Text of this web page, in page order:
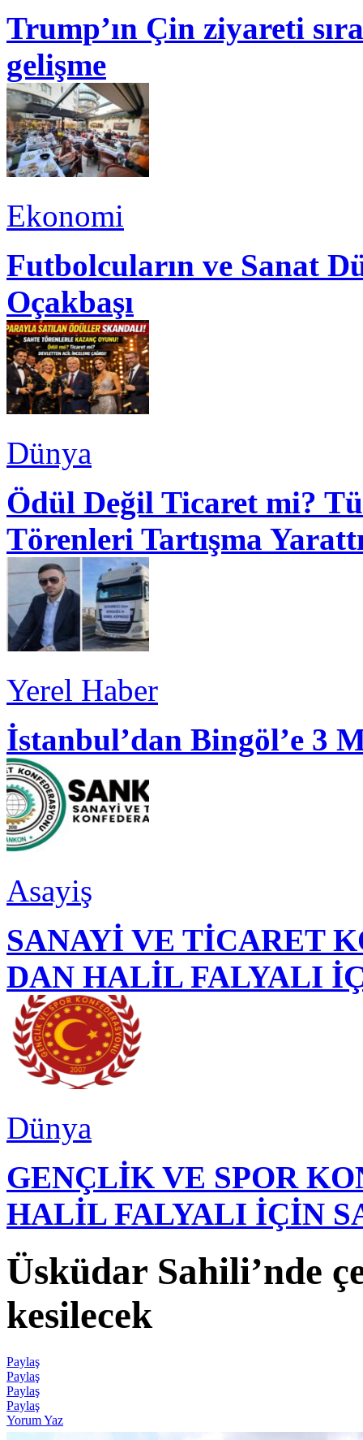
Trump’ın Çin ziyareti
gelişme
Ekonomi
Futbolcuların ve Sanat
Oçakbaşı
Dünya
Ödül Değil Ticaret mi?
Törenleri Tartışma
Yerel Haber
İstanbul’dan Bingöl’e 3
Asayiş
SANAYİ VE TİCARET
DAN HALİL FALYALI
Dünya
GENÇLİK VE SPOR
HALİL FALYALI İÇİN
Üsküdar Sahili’nde
kesilecek
Paylaş
Paylaş
Paylaş
Paylaş
Yorum Yaz